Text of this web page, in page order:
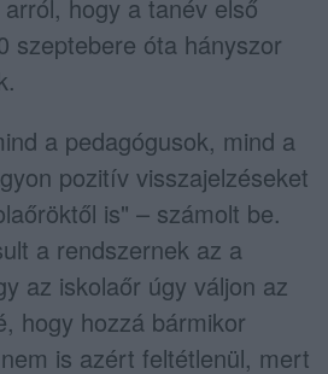
hogy a tanév első
szeptebere óta hányszor
a pedagógusok, mind a
pozitív visszajelzéseket
is" – számolt be.
a rendszernek az a
az iskolaőr úgy váljon az
hogy hozzá bármikor
is azért feltétlenül, mert